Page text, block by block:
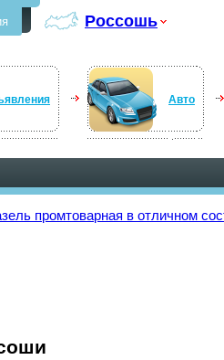
Россошь
Авто
промтоварная в отличном